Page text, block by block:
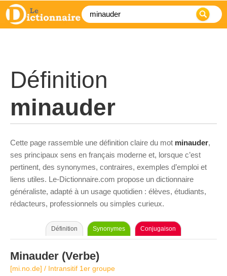
Définition
minauder
Cette page rassemble une définition claire du mot minauder,
ses principaux sens en français moderne et, lorsque c’est
pertinent, des synonymes, contraires, exemples d’emploi et
liens utiles. Le-Dictionnaire.com propose un dictionnaire
généraliste, adapté à un usage quotidien : élèves, étudiants,
rédacteurs, professionnels ou simples curieux.
Définition Synonymes Conjugaison
Minauder (Verbe)
[mi.no.de] / Intransitif 1er groupe